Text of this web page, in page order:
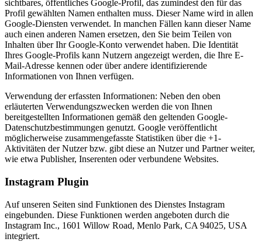
sichtbares, öffentliches Google-Profil, das zumindest den für das
Profil gewählten Namen enthalten muss. Dieser Name wird in allen
Google-Diensten verwendet. In manchen Fällen kann dieser Name
auch einen anderen Namen ersetzen, den Sie beim Teilen von
Inhalten über Ihr Google-Konto verwendet haben. Die Identität
Ihres Google-Profils kann Nutzern angezeigt werden, die Ihre E-
Mail-Adresse kennen oder über andere identifizierende
Informationen von Ihnen verfügen.
Verwendung der erfassten Informationen: Neben den oben
erläuterten Verwendungszwecken werden die von Ihnen
bereitgestellten Informationen gemäß den geltenden Google-
Datenschutzbestimmungen genutzt. Google veröffentlicht
möglicherweise zusammengefasste Statistiken über die +1-
Aktivitäten der Nutzer bzw. gibt diese an Nutzer und Partner weiter,
wie etwa Publisher, Inserenten oder verbundene Websites.
Instagram Plugin
Auf unseren Seiten sind Funktionen des Dienstes Instagram
eingebunden. Diese Funktionen werden angeboten durch die
Instagram Inc., 1601 Willow Road, Menlo Park, CA 94025, USA
integriert.